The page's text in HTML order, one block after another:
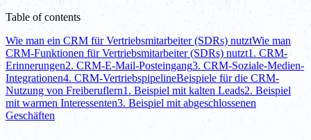
Table of contents
Wie man ein CRM für Vertriebsmitarbeiter (SDRs) nutztWie man
CRM-Funktionen für Vertriebsmitarbeiter (SDRs) nutzt1. CRM-
Erinnerungen2. CRM-E-Mail-Posteingang3. CRM-Soziale-Medien-
Integrationen4. CRM-VertriebspipelineBeispiele für die CRM-
Nutzung von Freiberuflern1. Beispiel mit kalten Leads2. Beispiel
mit warmen Interessenten3. Beispiel mit abgeschlossenen
Geschäften